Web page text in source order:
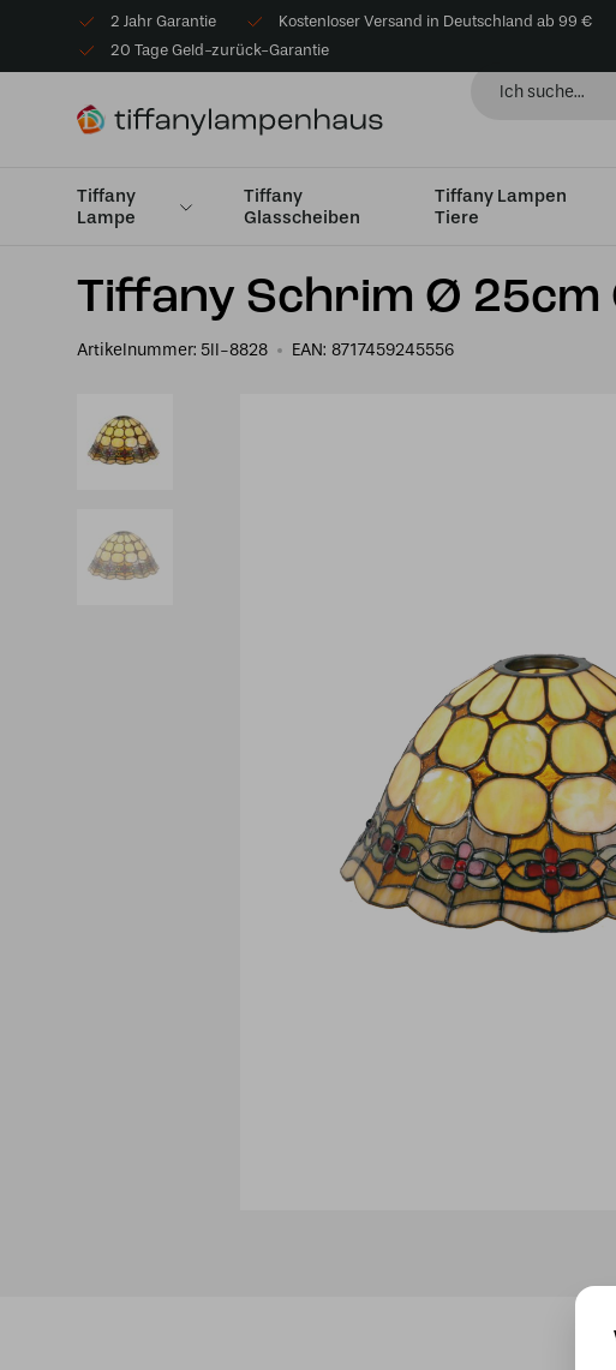
2 Jahr Garantie
Kostenloser Versand in Deutschland ab 99 €
20 Tage Geld-zurück-Garantie
Tiffany
Lampe
Tiffany
Glasscheiben
Tiffany Lampen
Tiere
Startseite Lampenschirme Lampenschirme Klein bis Ø35cm
Tiffany Schrim Ø
Artikelnummer: 5ll-8828 EAN: 8717459245556